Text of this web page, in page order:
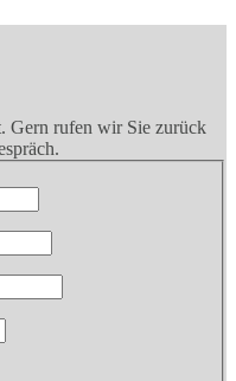
Gern rufen wir Sie zurück